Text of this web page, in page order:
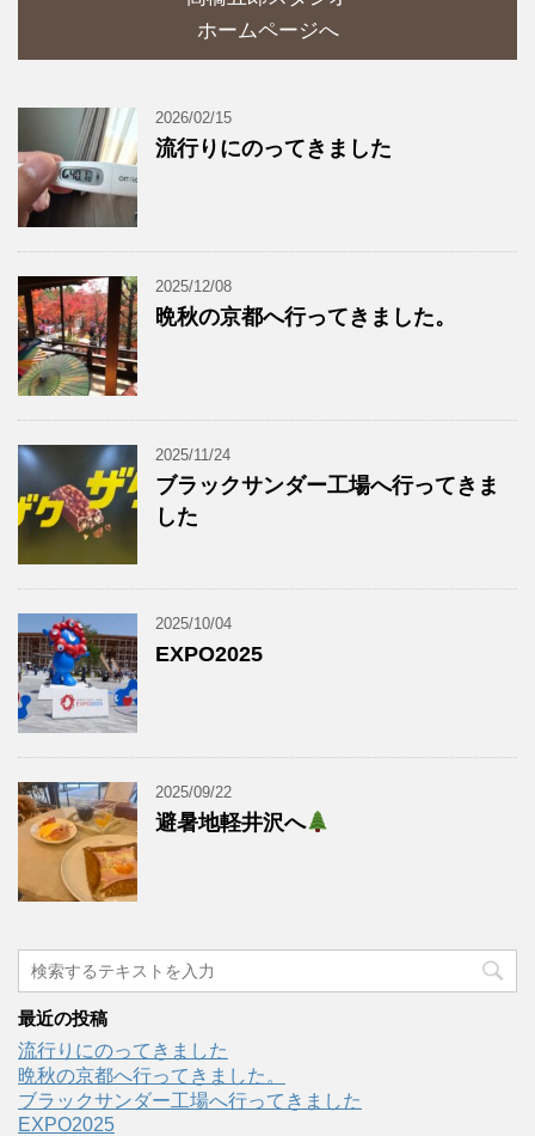
ホームページへ
2026/02/15
流行りにのってきました
2025/12/08
晩秋の京都へ行ってきました。
2025/11/24
ブラックサンダー工場へ行ってきま
した
2025/10/04
EXPO2025
2025/09/22
避暑地軽井沢へ
最近の投稿
流行りにのってきました
晩秋の京都へ行ってきました。
ブラックサンダー工場へ行ってきました
EXPO2025